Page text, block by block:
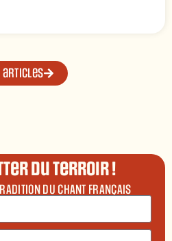
articles
du terroir !
DU CHANT FRANÇAIS